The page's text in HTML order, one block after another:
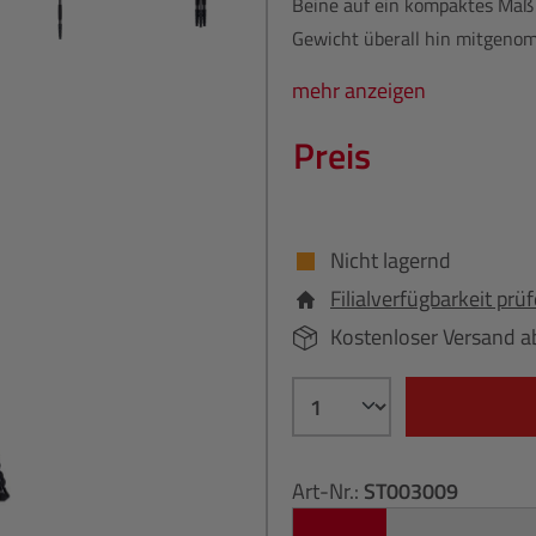
Gewicht überall hin
mehr anzeigen
Preis
Nicht lagernd
Filialverfügbarkeit
Kostenloser Versand
Art-Nr.: ST003009